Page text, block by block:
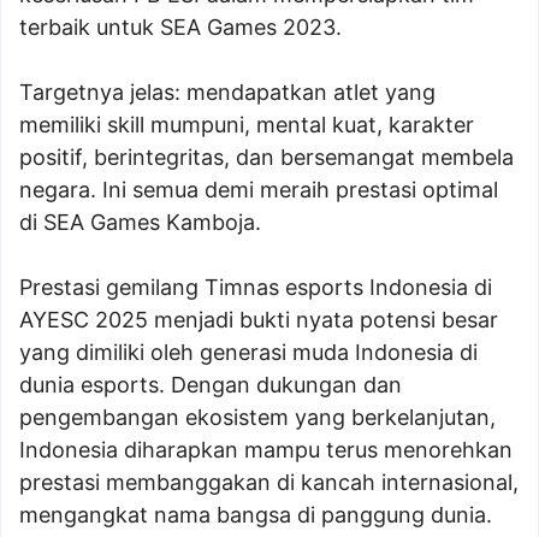
terbaik untuk SEA Games 2023.
Targetnya jelas: mendapatkan atlet yang
memiliki skill mumpuni, mental kuat, karakter
positif, berintegritas, dan bersemangat membela
negara. Ini semua demi meraih prestasi optimal
di SEA Games Kamboja.
Prestasi gemilang Timnas esports Indonesia di
AYESC 2025 menjadi bukti nyata potensi besar
yang dimiliki oleh generasi muda Indonesia di
dunia esports. Dengan dukungan dan
pengembangan ekosistem yang berkelanjutan,
Indonesia diharapkan mampu terus menorehkan
prestasi membanggakan di kancah internasional,
mengangkat nama bangsa di panggung dunia.